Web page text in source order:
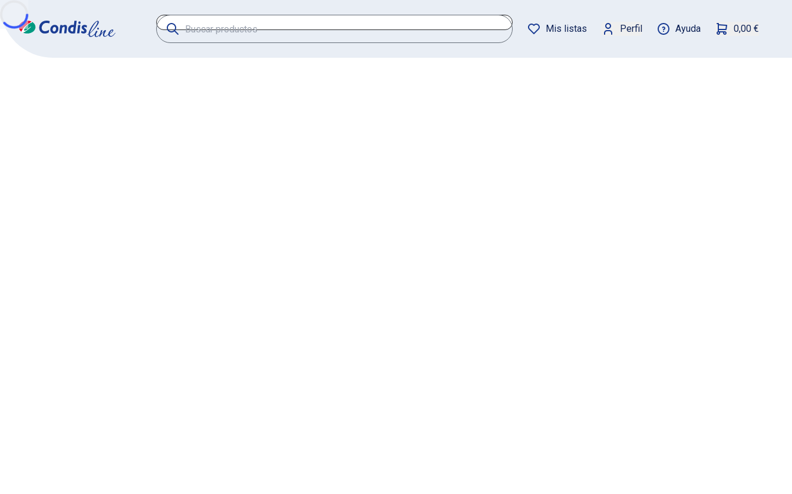
Mis listas Perfil Ayuda 0,00 €